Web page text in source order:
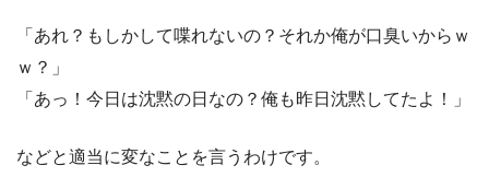
「あれ？もしかして喋れないの？それか俺が口臭いからｗ
ｗ？」
「あっ！今日は沈黙の日なの？俺も昨日沈黙してたよ！」
などと適当に変なことを言うわけです。